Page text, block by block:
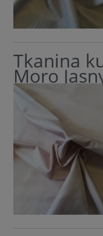
Tkanina
Moro